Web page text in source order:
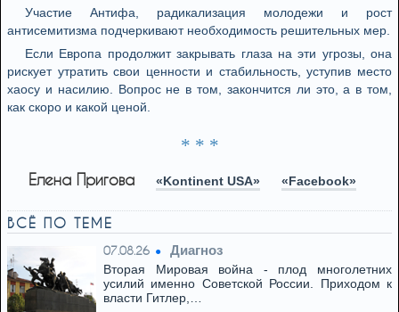
Участие Антифа, радикализация молодежи и рост
антисемитизма подчеркивают необходимость решительных мер.
Если Европа продолжит закрывать глаза на эти угрозы, она
рискует утратить свои ценности и стабильность, уступив место
хаосу и насилию. Вопрос не в том, закончится ли это, а в том,
как скоро и какой ценой.
* * *
Елена Пригова «Kontinent USA» «Facebook»
ВСЁ ПО ТЕМЕ
07.08.26 Диагноз
Вторая Мировая война - плод многолетних
усилий именно Советской России. Приходом к
власти Гитлер,…